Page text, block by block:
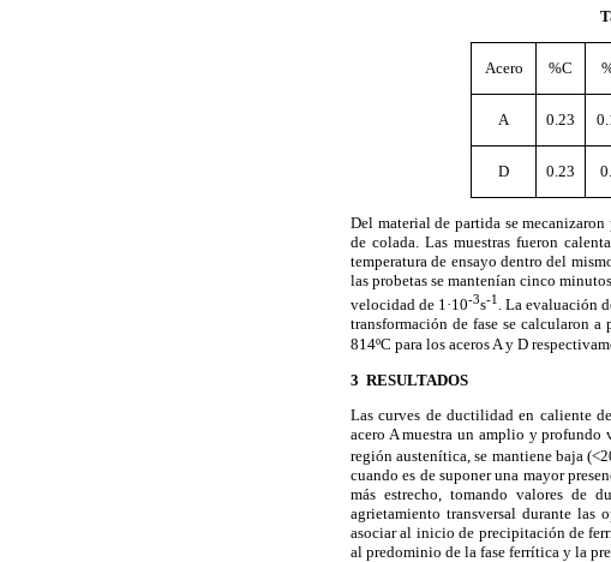
Acero %C
A 0.23
D 0.23
Del material de partida se
de colada. Las muestras fueron
temperatura de ensayo dentro del
las probetas se mantenían cinco
velocidad de 1·10-3s-1
. La evaluación
transformación de fase se calcularon
814ºC para los aceros A y D
3 RESULTADOS
Las curves de ductilidad en caliente
acero A muestra un amplio y profundo
región austenítica, se mantiene baja
cuando es de suponer una mayor
más estrecho, tomando valores de
agrietamiento transversal durante las
asociar al inicio de precipitación de
al predominio de la fase ferrítica y la